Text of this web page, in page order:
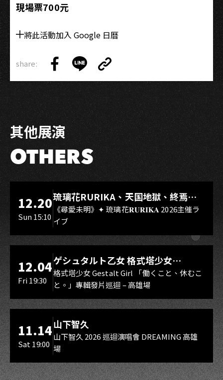
現場票700元
將此活動加入 Google 日曆
share:
on
Facebook
on
LINE
Link
Copy
Link
其他展演
OTHERS
LIVE WAREHOUSE 小庫
12.20
Sun 15:10
琉璃花RURIKA、天国地獄、終焉
Rebirth、DUALIA、無我夢中、花奏
スマイル（O.A.）
《尋愛未明》✦ 琉璃花𝐑𝐔𝐑𝐈𝐊𝐀 2026主催ラ
イブ
LIVE WAREHOUSE 小庫
12.04
Fri 19:30
ゲシュタルト乙女 格式塔少女
Gestalt Girl
格式塔少女 Gestalt Girl 「働くこと、休むこ
と。」專輯發片巡迴 – 高雄場
11.14
Sat 19:00
山下智久
山下智久 2026 巡迴演唱會 DREAMING 高雄
場